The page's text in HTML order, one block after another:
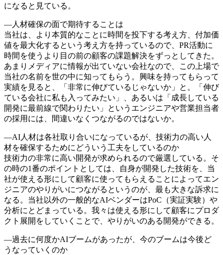
になると見ている。
―人材確保の面で期待することは
当社は、より本質的なことに時間を投下する考え方、付加価
値を最大化するという考え方を持っているので、PR活動に
時間を使うより目の前の顧客の課題解決をずっとしてきた。
あまりメディアに情報が出ていない会社なので、この上場で
当社の名前を世の中に知ってもらう。興味を持ってもらって
実績を見ると、「非常に伸びているじゃないか」と。「伸び
ている会社に私も入ってみたい」、あるいは「成長している
開発に最前線で関わりたい」というエンジニアや営業担当者
の採用には、間違いなくつながるのではないか。
―AI人材は各社取り合いになっているが、技術力の高い人
材を確保するためにどういう工夫をしているのか
技術力の非常に高い開発が求められるので厳選している。そ
の時の1番のポイントとしては、自身が開発した技術を、当
社が使える形にして顧客に使ってもらえることによってエン
ジニアのやりがいにつながるというのが、最も大きな訴求に
なる。当社以外の一般的なAIベンダーはPoC（実証実験）や
分析にとどまっている。我々は使える形にして顧客にプロダ
クト展開をしていくことで、やりがいのある開発ができる。
―過去に何度かAIブームがあったが、今のブームは今後ど
うなっていくのか